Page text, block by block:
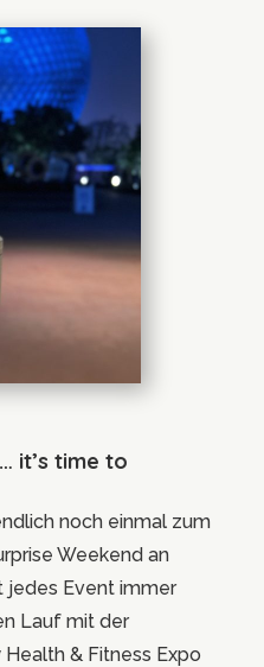
it’s time to
noch einmal zum
Weekend an
jedes Event immer
Lauf mit der
Health & Fitness Expo